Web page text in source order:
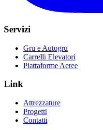
Servizi
Gru e Autogru
Carrelli Elevatori
Piattaforme Aeree
Link
Attrezzature
Progetti
Contatti